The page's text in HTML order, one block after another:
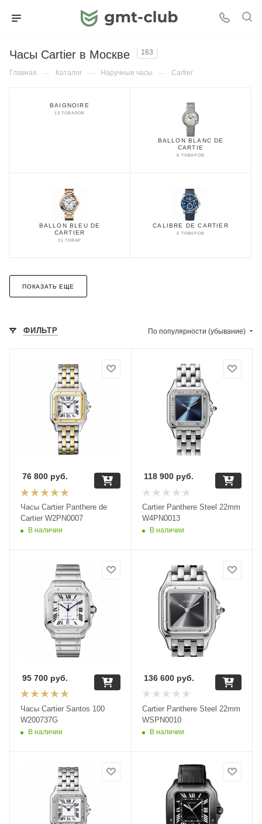
Часы Cartier в Москве 163
Главная — Каталог — Наручные часы — Cartier
BAIGNOIRE
13 ТОВАРОВ
BALLON BLANC DE
CARTIE
8 ТОВАРОВ
BALLON BLEU DE
CARTIER
31 ТОВАР
CALIBRE DE CARTIER
6 ТОВАРОВ
ПОКАЗАТЬ ЕЩЕ
ФИЛЬТР По популярности (убывание)
Часы Cartier Panthere de
Cartier W2PN0007
В наличии
76 800 руб.
Cartier Panthere Steel 22mm
W4PN0013
В наличии
118 900руб.
Часы Cartier Santos 100
W200737G
В наличии
95 700 руб.
Cartier Panthere Steel 22mm
WSPN0010
В наличии
136 600руб.